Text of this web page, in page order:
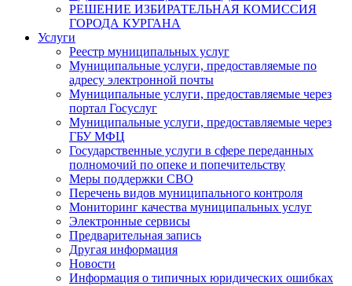
РЕШЕНИЕ ИЗБИРАТЕЛЬНАЯ КОМИССИЯ
ГОРОДА КУРГАНА
Услуги
Реестр муниципальных услуг
Муниципальные услуги, предоставляемые по
адресу электронной почты
Муниципальные услуги, предоставляемые через
портал Госуслуг
Муниципальные услуги, предоставляемые через
ГБУ МФЦ
Государственные услуги в сфере переданных
полномочий по опеке и попечительству
Меры поддержки СВО
Перечень видов муниципального контроля
Мониторинг качества муниципальных услуг
Электронные сервисы
Предварительная запись
Другая информация
Новости
Информация о типичных юридических ошибках